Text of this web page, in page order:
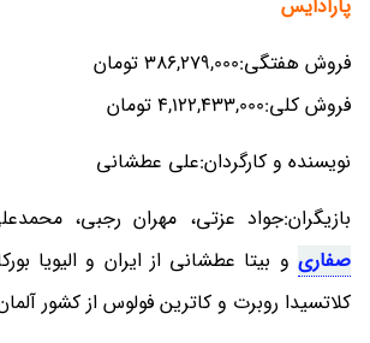
پارادایس
فروش هفتگی:386,279,000 تومان
فروش کلی:4,122,433,000 تومان
نویسنده و کارگردان:علی عطشانی
بازیگران:جواد عزتی، مهران رجبی،
صفاری و بیتا عطشانی از ایران و الیویا
کلاتسیدا روبرت و کاترین فولوس از کشور